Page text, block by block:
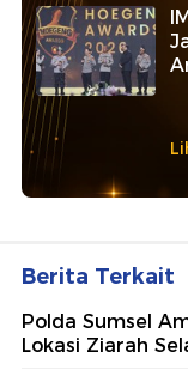
Berita Terkait
Polda Sumsel
Lokasi Ziarah